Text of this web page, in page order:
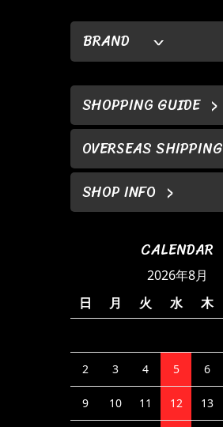
BRAND
SHOPPING GUIDE
OVERSEAS SHIPPING
SHOP INFO
CALENDAR
2026年8月
日
月 火 水 木
2 3 4 5 6
9 10 11 12 13